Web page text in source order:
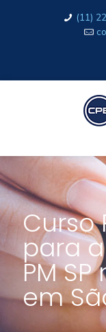
(11)
Curso
para
PM
em